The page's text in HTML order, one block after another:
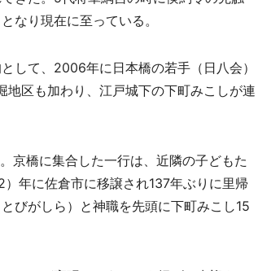
なり現在に至っている。
して、2006年に日本橋の若手（日八会）
区も加わり、江戸城下の下町みこしが連
京橋に集合した一行は、近隣の子どもた
年に佐倉市に移譲され137年ぶりに里帰
びがしら）と神職を先頭に下町みこし15